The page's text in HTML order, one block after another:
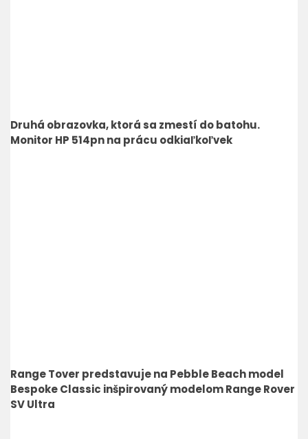
Druhá obrazovka, ktorá sa zmestí do batohu.
Monitor HP 514pn na prácu odkiaľkoľvek
Range Tover predstavuje na Pebble Beach model
Bespoke Classic inšpirovaný modelom Range Rover
SV Ultra